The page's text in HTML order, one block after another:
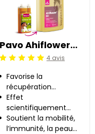
Pavo Ahiflower®Oil 1 l
Jugement:5 /54 avis
Favorise la
récupération
naturelle
Effet
scientifiquement
prouvé
Soutient la mobilité,
l’immunité, la peau